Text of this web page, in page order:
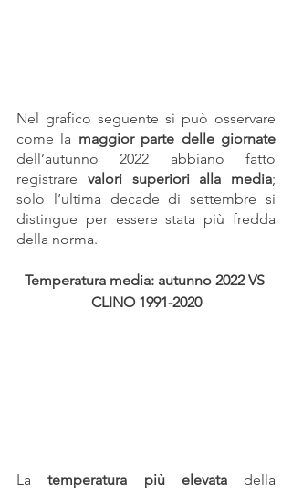
Nel grafico seguente si può osservare
come la maggior parte delle giornate
dell’autunno 2022 abbiano fatto
registrare valori superiori alla media;
solo l’ultima decade di settembre si
distingue per essere stata più fredda
della norma.
Temperatura media: autunno 2022 VS
CLINO 1991-2020
La temperatura più elevata della